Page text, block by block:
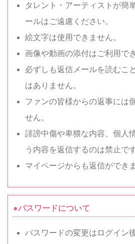
タレント・アーティストが簡
ールはご遠慮ください。
絵文字は使用できません。
画像や動画の添付はご利用で
必ずしも返信メールを読むこ
はありません。
ファンの皆様からの返事には
せん。
誹謗中傷や卑猥な内容、個人
う内容を返信するのは禁止です
マイページからも返信ができ
●パスワードについて
パスワードの変更はログイン